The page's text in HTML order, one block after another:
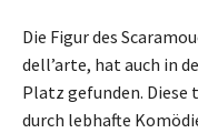
Die Figur des
dell’arte, hat auch in
Platz gefunden.
durch lebhafte